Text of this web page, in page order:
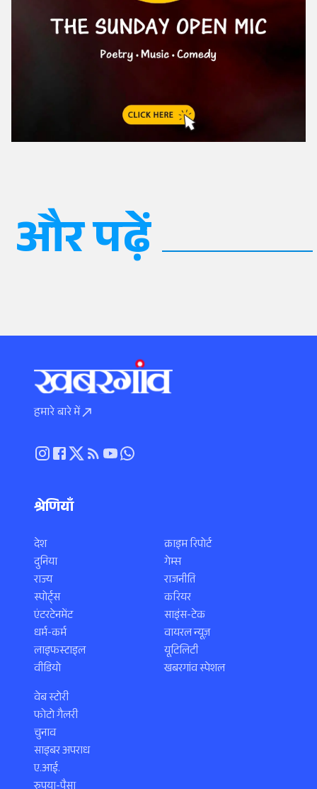
और पढ़ें
हमारे बारे में
श्रेणियाँ
देश
दुनिया
राज्य
स्पोर्ट्स
एंटरटेनमेंट
धर्म-कर्म
लाइफस्टाइल
वीडियो
क्राइम रिपोर्ट
गेम्स
राजनीति
करियर
साइंस-टेक
वायरल न्यूज़
यूटिलिटी
खबरगांव स्पेशल
वेब स्टोरी
फोटो गैलरी
चुनाव
साइबर अपराध
ए.आई.